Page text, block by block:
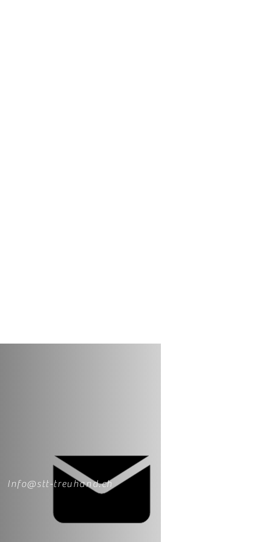
Info@stt-treuhand.ch